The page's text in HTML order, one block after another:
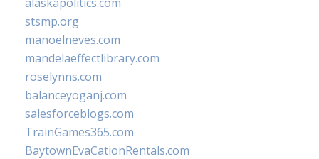
stsmp.org
manoelneves.com
mandelaeffectlibrary.com
roselynns.com
balanceyoganj.com
salesforceblogs.com
TrainGames365.com
BaytownEvaCationRentals.com